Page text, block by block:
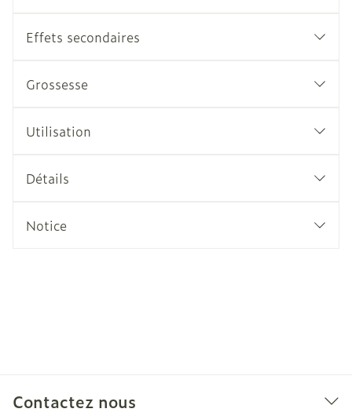
Effets secondaires
Grossesse
Utilisation
Détails
Notice
Contactez nous